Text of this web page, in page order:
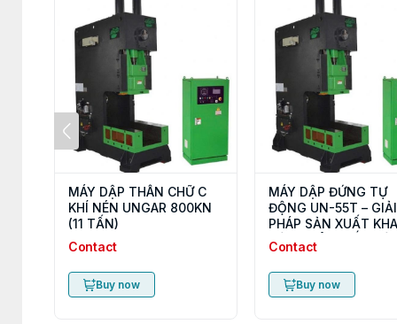
MÁY DẬP THÂN CHỮ C
KHÍ NÉN UNGAR 800KN
(11 TẤN)
Contact
Buy now
MÁY DẬP ĐỨNG TỰ
ĐỘNG UN-55T – GIẢI
PHÁP SẢN XUẤT
HỘP NHÔM TỐC ĐỘ
Contact
Buy now